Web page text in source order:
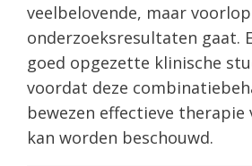
veelbelovende, maar
onderzoeksresultaten gaat.
goed opgezette klinische
voordat deze
bewezen effectieve
kan worden beschouwd.